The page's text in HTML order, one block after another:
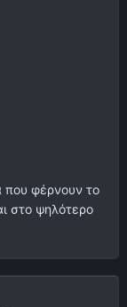
που φέρνουν το
στο ψηλότερο